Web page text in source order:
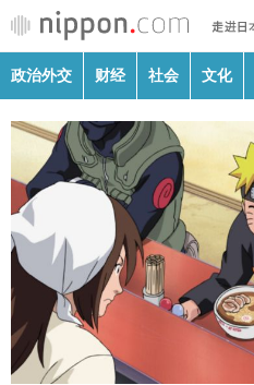
政治外交
财经
社会
政治外交 财经 社会 文化